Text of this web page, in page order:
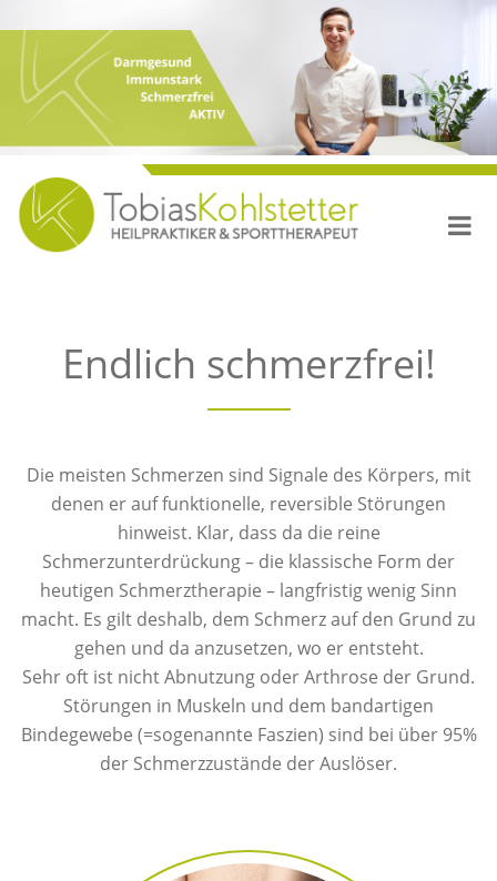
Endlich schmerzfrei!
Die meisten Schmerzen sind Signale des Körpers, mit
denen er auf funktionelle, reversible Störungen
hinweist. Klar, dass da die reine
Schmerzunterdrückung – die klassische Form der
heutigen Schmerztherapie – langfristig wenig Sinn
macht. Es gilt deshalb, dem Schmerz auf den Grund zu
gehen und da anzusetzen, wo er entsteht.
Sehr oft ist nicht Abnutzung oder Arthrose der Grund.
Störungen in Muskeln und dem bandartigen
Bindegewebe (=sogenannte Faszien) sind bei über 95%
der Schmerzzustände der Auslöser.